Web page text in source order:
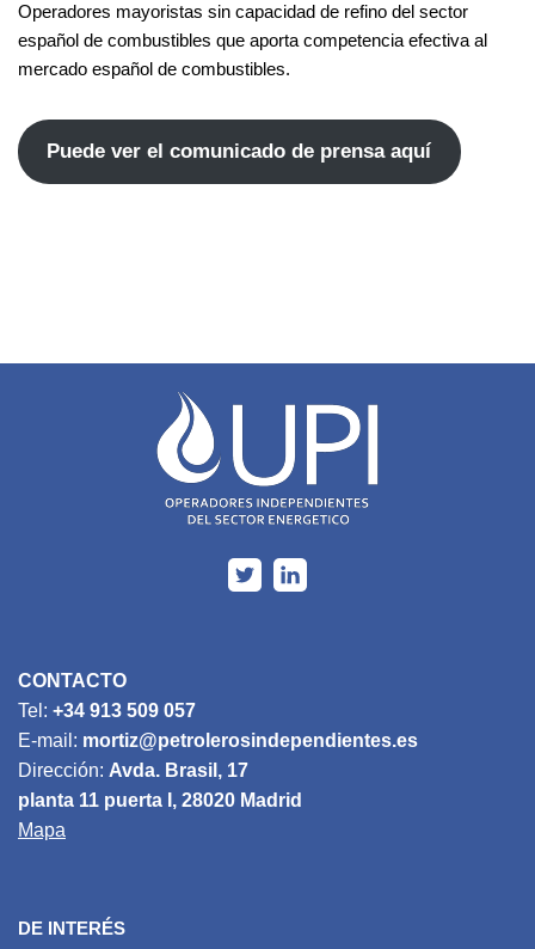
Operadores mayoristas sin capacidad de refino del sector
español de combustibles que aporta competencia efectiva al
mercado español de combustibles.
Puede ver el comunicado de prensa aquí
CONTACTO
Tel: +34 913 509 057
E-mail: mortiz@petrolerosindependientes.es
Dirección: Avda. Brasil, 17
planta 11 puerta I, 28020 Madrid
Mapa
DE INTERÉS